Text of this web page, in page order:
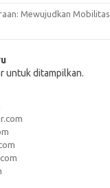
Mewujudkan Mobilitas
untuk ditampilkan.